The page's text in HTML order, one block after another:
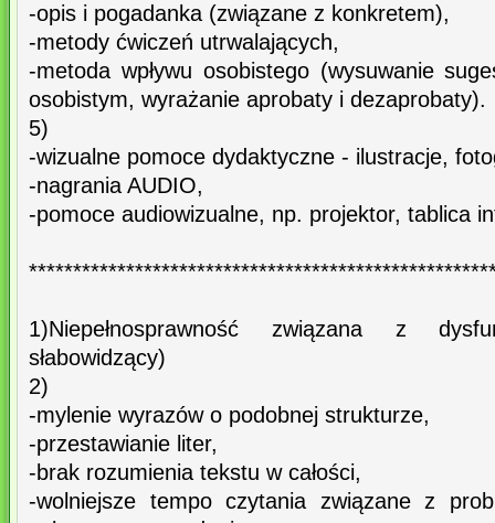
-opis i pogadanka (związane z konkretem),
-metody ćwiczeń utrwalających,
-metoda wpływu osobistego (wysuwanie
osobistym, wyrażanie aprobaty i dezaprobaty).
5)
-wizualne pomoce dydaktyczne - ilustracje,
-nagrania AUDIO,
-pomoce audiowizualne, np. projektor, tablica
1)Niepełnosprawność związana z
słabowidzący)
2)
-mylenie wyrazów o podobnej strukturze,
-przestawianie liter,
-brak rozumienia tekstu w całości,
-wolniejsze tempo czytania związane z